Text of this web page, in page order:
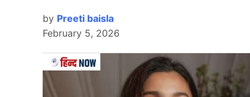
Cricketer
दरअसल, हम जिस क्रिकेटर की बात कर रहे है,
by Preeti baisla
February 5, 2026